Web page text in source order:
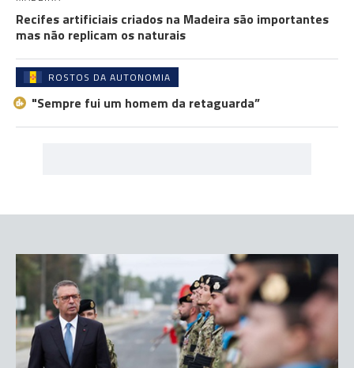
Recifes artificiais criados na Madeira são importantes
mas não replicam os naturais
ROSTOS DA AUTONOMIA
"Sempre fui um homem da retaguarda”